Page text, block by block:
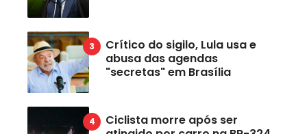
Crítico do sigilo, Lula usa e
abusa das agendas
"secretas" em Brasília
Ciclista morre após ser